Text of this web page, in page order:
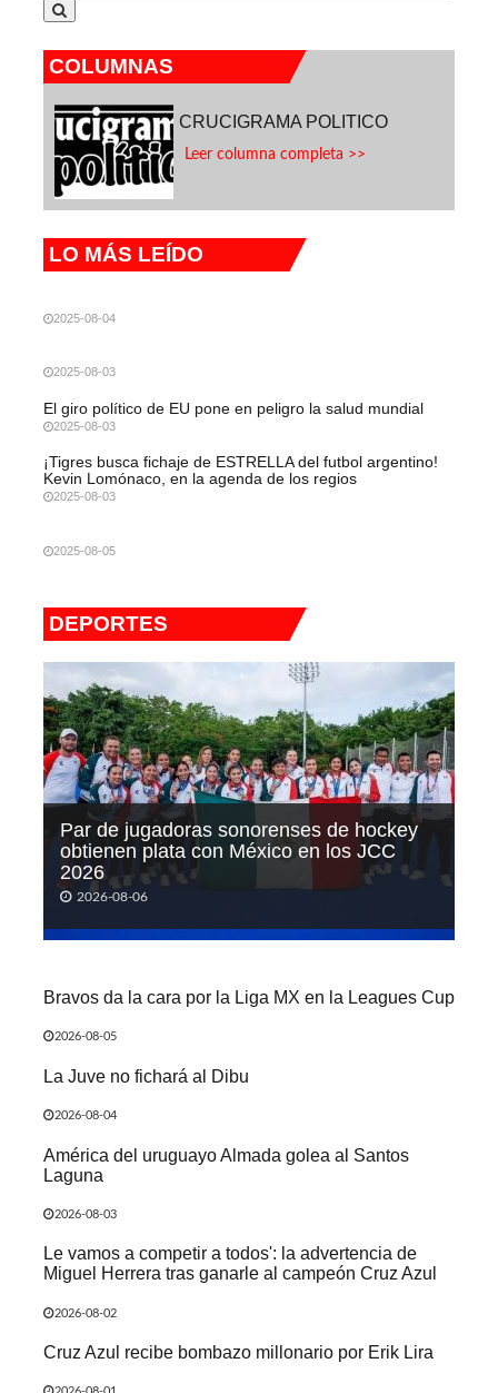
COLUMNAS
CRUCIGRAMA POLITICO
Leer columna completa >>
LO MÁS LEÍDO
2025-08-04
2025-08-03
El giro político de EU pone en peligro la salud mundial
2025-08-03
¡Tigres busca fichaje de ESTRELLA del futbol argentino!
Kevin Lomónaco, en la agenda de los regios
2025-08-03
2025-08-05
DEPORTES
Par de jugadoras sonorenses de hockey
obtienen plata con México en los JCC
2026
2026-08-06
Bravos da la cara por la Liga MX en la Leagues Cup
2026-08-05
La Juve no fichará al Dibu
2026-08-04
América del uruguayo Almada golea al Santos
Laguna
2026-08-03
Le vamos a competir a todos': la advertencia de
Miguel Herrera tras ganarle al campeón Cruz Azul
2026-08-02
Cruz Azul recibe bombazo millonario por Erik Lira